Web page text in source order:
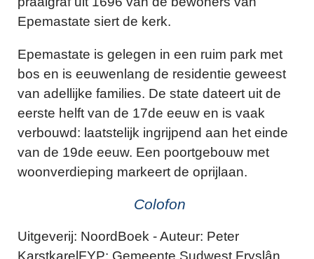
Epemastate siert de kerk.
Epemastate is gelegen in een ruim park met
bos en is eeuwenlang de residentie geweest
van adellijke families. De state dateert uit de
eerste helft van de 17de eeuw en is vaak
verbouwd: laatstelijk ingrijpend aan het einde
van de 19de eeuw. Een poortgebouw met
woonverdieping markeert de oprijlaan.
Colofon
Uitgeverij: NoordBoek - Auteur: Peter